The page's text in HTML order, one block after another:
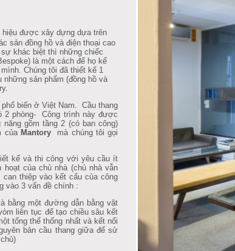
hiệu được xây dựng dựa trên
sản đồng hồ và điện thoại cao
khác biệt thì những chiếc
là một cách để họ kể
Chúng tôi đã thiết kế 1
sản phẩm (đồng hồ và
biến ở Việt Nam. Cầu thang
phòng- Công trình này được
gồm tầng 2 (có ban công)
của Mantorymà chúng tôi gọi
kế và thi công với yêu cầu ít
của chủ nhà (chủ nhà vẫn
can thiệp vào kết cấu của công
vào 3 vấn đề chính :
bằng một đường dẫn bằng vật
liên tục để tạo chiều sâu kết
tổng thể thống nhất và kết nối
bản cầu thang giữa để sử